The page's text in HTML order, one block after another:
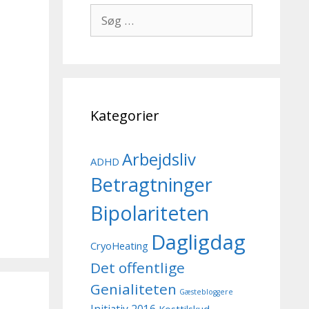
efter:
Kategorier
ADHD Arbejdsliv
Betragtninger
Bipolariteten
CryoHeating Dagligdag
Det offentlige
Genialiteten Gæstebloggere